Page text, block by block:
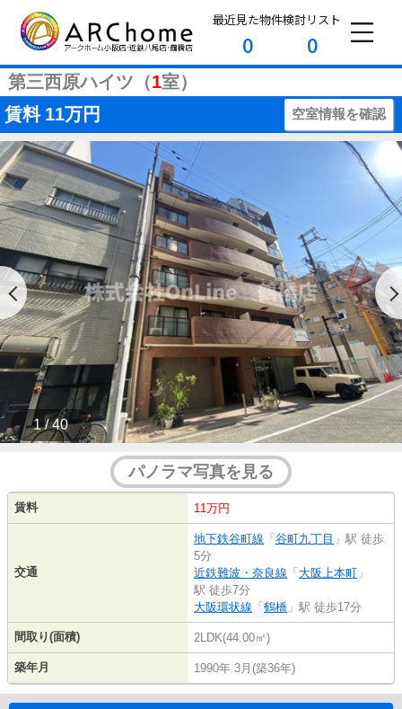
最近見た物件
0
検討リスト
0
第三西原ハイツ（1室）
賃料 11万円 空室情報を確認
1 / 40
パノラマ写真を見る
賃料 11万円
交通
地下鉄谷町線 「 谷町九丁目 」駅 徒歩
5分
近鉄難波・奈良線 「 大阪上本町 」
駅 徒歩7分
大阪環状線 「 鶴橋 」駅 徒歩17分
間取り(面積) 2LDK(44.00㎡)
築年月 1990年 3月(築36年)